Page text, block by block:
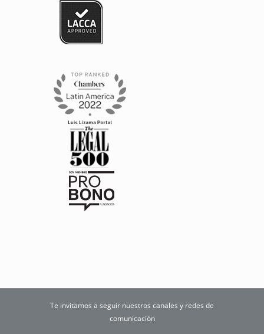
Te invitamos a seguir nuestros canales y redes de
comunicación